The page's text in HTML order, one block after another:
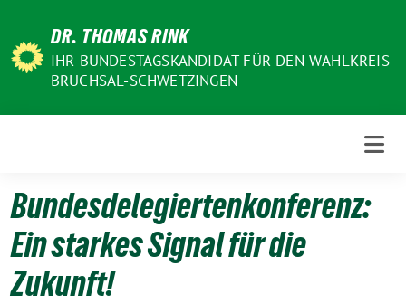
Inhalt
DR. THOMAS RINK
IHR BUNDESTAGSKANDIDAT FÜR DEN WAHLKREIS
BRUCHSAL-SCHWETZINGEN
Bundesdelegiertenkonferenz:
Ein starkes Signal für die
Zukunft!